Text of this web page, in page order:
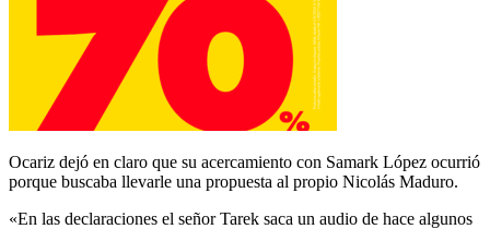
Ocariz dejó en claro que su acercamiento con Samark López ocurrió
porque buscaba llevarle una propuesta al propio Nicolás Maduro.
«En las declaraciones el señor Tarek saca un audio de hace algunos